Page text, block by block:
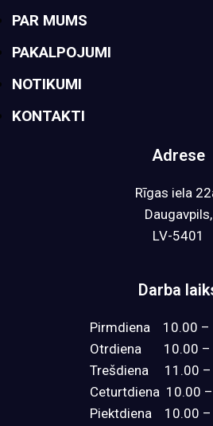
PAR MUMS
PAKALPOJUMI
NOTIKUMI
KONTAKTI
Adrese
Rīgas iela
Daugavpils,
LV-5401
Darba
Pirmdiena 10.00 –
Otrdiena 10.00 –
Trešdiena 11.00 –
Ceturtdiena 10.00
Piektdiena 10.00 –